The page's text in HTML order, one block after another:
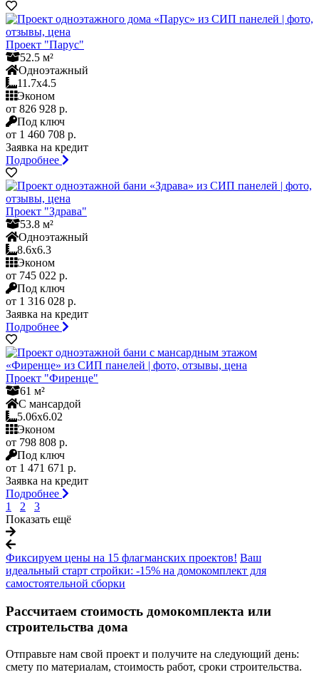
Проект "Парус"
52.5 м²
Одноэтажный
11.7x4.5
Эконом
от 826 928 р.
Под ключ
от 1 460 708 р.
Заявка на кредит
Подробнее
Проект "Здрава"
53.8 м²
Одноэтажный
8.6x6.3
Эконом
от 745 022 р.
Под ключ
от 1 316 028 р.
Заявка на кредит
Подробнее
Проект "Фиренце"
61 м²
С мансардой
5.06x6.02
Эконом
от 798 808 р.
Под ключ
от 1 471 671 р.
Заявка на кредит
Подробнее
1
2
3
Показать ещё
Фиксируем цены на 15 флагманских проектов! Ваш
идеальный старт стройки: -15% на домокомплект для
самостоятельной сборки
Рассчитаем стоимость домокомплекта или
строительства дома
Отправьте нам свой проект и получите на следующий день:
смету по материалам, стоимость работ, сроки строительства.